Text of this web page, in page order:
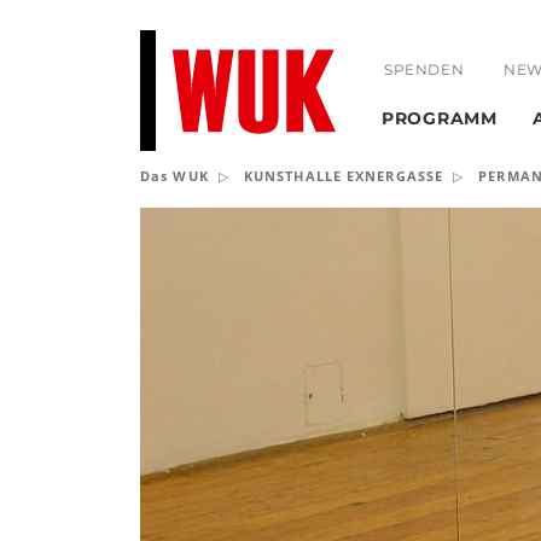
SPENDEN
PROGRAMM
Das WUK KUNSTHALLE EXNERGASSE